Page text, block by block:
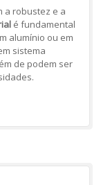
a robustez e a
é fundamental
alumínio ou em
sistema
de podem ser